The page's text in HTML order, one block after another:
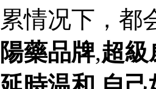
累情况下，都
陽藥品牌,超級